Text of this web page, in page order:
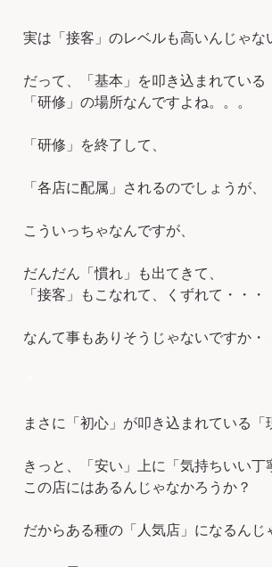
実は「接客」のレベルも高いんじゃな
だって、「基本」を叩き込まれている
「研修」の場所なんですよね。。。
「研修」を終了して、
「各店に配属」されるのでしょうが、
こういっちゃなんですが、
だんだん「慣れ」も出てきて、
「接客」もこなれて、くずれて・・・
なんて事もありそうじゃないですか・
まさに「初心」が叩き込まれている「
きっと、「安い」上に「気持ちいい丁
この店にはあるんじゃなかろうか？
だからある種の「人気店」になるんじ